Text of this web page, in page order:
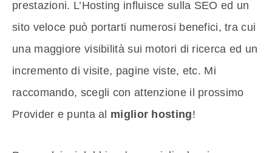
prestazioni. L’Hosting influisce sulla SEO ed un
sito veloce può portarti numerosi benefici, tra cui
una maggiore visibilità sui motori di ricerca ed un
incremento di visite, pagine viste, etc. Mi
raccomando, scegli con attenzione il prossimo
Provider e punta al miglior hosting!